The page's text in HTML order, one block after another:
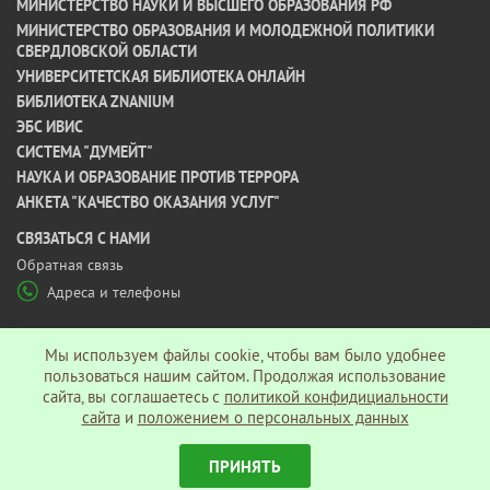
МИНИСТЕРСТВО НАУКИ И ВЫСШЕГО ОБРАЗОВАНИЯ РФ
МИНИСТЕРСТВО ОБРАЗОВАНИЯ И МОЛОДЕЖНОЙ ПОЛИТИКИ
СВЕРДЛОВСКОЙ ОБЛАСТИ
УНИВЕРСИТЕТСКАЯ БИБЛИОТЕКА ОНЛАЙН
БИБЛИОТЕКА ZNANIUM
ЭБС ИВИС
СИСТЕМА "ДУМЕЙТ"
НАУКА И ОБРАЗОВАНИЕ ПРОТИВ ТЕРРОРА
АНКЕТА "КАЧЕСТВО ОКАЗАНИЯ УСЛУГ"
CВЯЗАТЬСЯ С НАМИ
Обратная связь
Адреса и телефоны
Политика конфиденциальности
© АНО ВО «Гуманитарный университет», 2026 г.
Мы используем файлы cookie, чтобы вам было удобнее
пользоваться нашим сайтом. Продолжая использование
сайта, вы соглашаетесь c политикой конфидициальности
сайтаи положением о персональных данных
ПРИНЯТЬ